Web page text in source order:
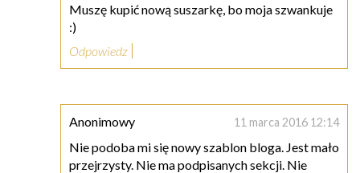
Muszę kupić nową suszarkę, bo moja szwankuje
:)
Odpowiedz
Anonimowy 11 marca 2016 12:14
Nie podoba mi się nowy szablon bloga. Jest mało
przejrzysty. Nie ma podpisanych sekcji. Nie